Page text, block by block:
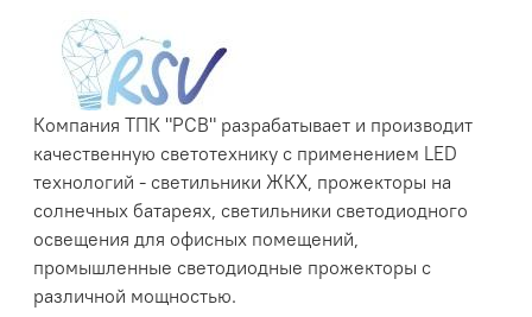
Компания ТПК "РСВ" разрабатывает и производит
качественную светотехнику с применением LED
технологий - светильники ЖКХ, прожекторы на
солнечных батареях, светильники светодиодного
освещения для офисных помещений,
промышленные светодиодные прожекторы с
различной мощностью.